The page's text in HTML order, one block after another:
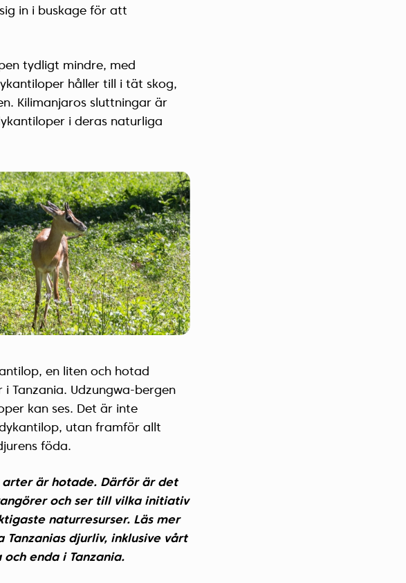
in i buskage för att
tydligt mindre, med
håller till i tät skog,
Kilimanjaros sluttningar är
i deras naturliga
en liten och hotad
Tanzania. Udzungwa-bergen
kan ses. Det är inte
utan framför allt
föda.
är hotade. Därför är det
och ser till vilka initiativ
naturresurser. Läs mer
djurliv, inklusive vårt
enda i Tanzania.